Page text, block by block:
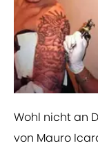
​Wohl nicht an
von Mauro